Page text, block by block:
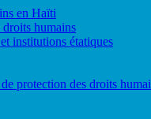
en Haïti
droits humains
institutions étatiques
protection des droits